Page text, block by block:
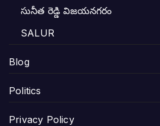
సునీత రెడ్డి విజయనగరం
SALUR
Blog
Politics
Privacy Policy